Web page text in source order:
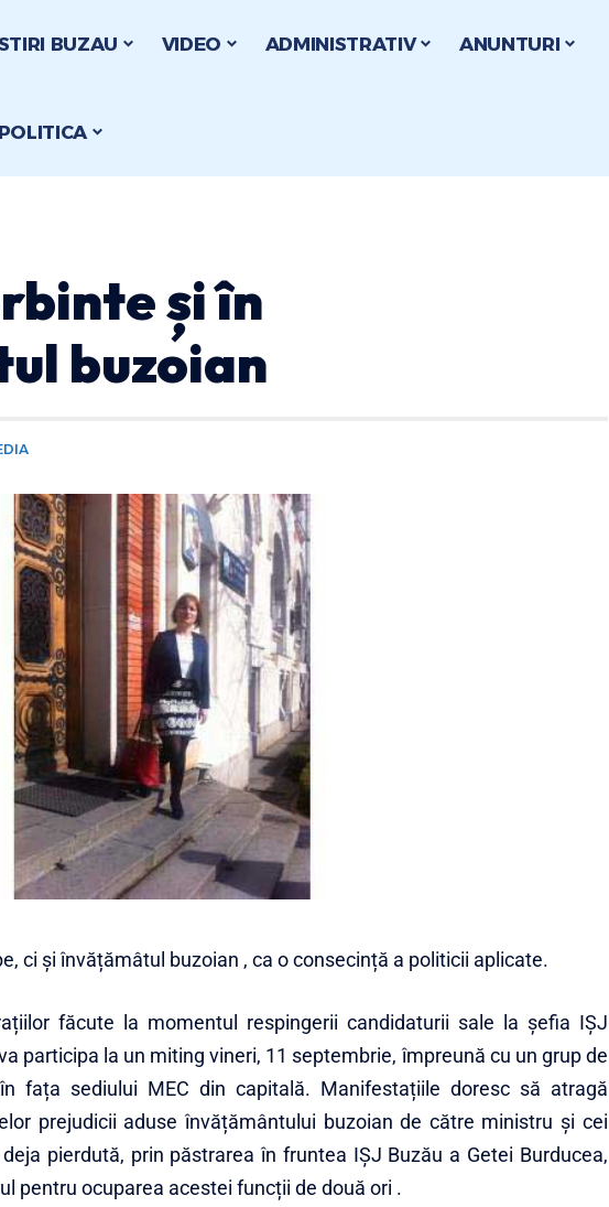
BUZAU VIDEO ADMINISTRATIV ANUNTURI
POLITICA
și în
buzoian
ci și învățămâtul buzoian , ca o consecință a politicii aplicate.
făcute la momentul respingerii candidaturii sale la șefia IȘJ
participa la un miting vineri, 11 septembrie, împreună cu un grup de
fața sediului MEC din capitală. Manifestațiile doresc să atragă
prejudicii aduse învățământului buzoian de către ministru și cei
pierdută, prin păstrarea în fruntea IȘJ Buzău a Getei Burducea,
pentru ocuparea acestei funcții de două ori .